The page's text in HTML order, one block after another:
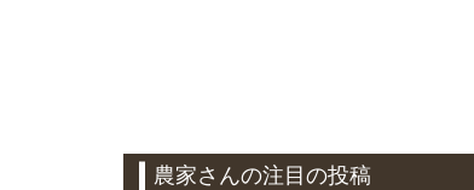
農家さんの注目の投稿